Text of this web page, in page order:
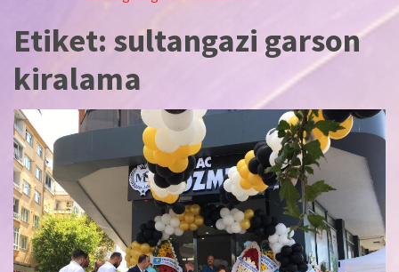
Etiket: sultangazi garson
kiralama